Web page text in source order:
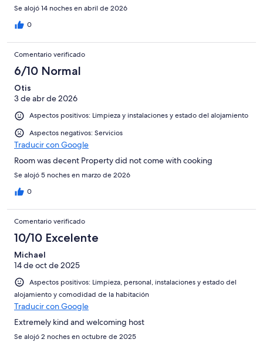
Se alojó 14 noches en abril de 2026
0
Comentario verificado
6/10 Normal
Otis
3 de abr de 2026
Aspectos positivos: Limpieza y instalaciones y estado del alojamiento
Aspectos negativos: Servicios
Traducir con Google
Room was decent Property did not come with cooking
Se alojó 5 noches en marzo de 2026
0
Comentario verificado
10/10 Excelente
Michael
14 de oct de 2025
Aspectos positivos: Limpieza, personal, instalaciones y estado del
alojamiento y comodidad de la habitación
Traducir con Google
Extremely kind and welcoming host
Se alojó 2 noches en octubre de 2025